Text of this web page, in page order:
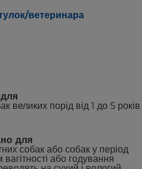
ветеринара
великих порід від 1 до 5 років
для
собак або собак у період
вагітності або годування